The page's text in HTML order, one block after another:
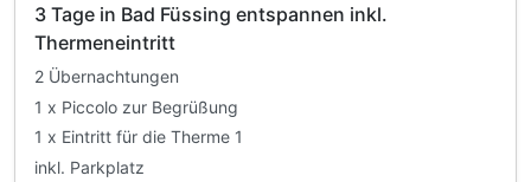
inkl. Nutzung hauseigene Sauna od. Infrarotkabine
inkl. 1 Tag Leihfahrräder & Nordic-Walking-Stöcke
inkl. Parkplatz
inkl. W-LAN
3 Tage in Bad Füssing entspannen inkl.
Thermeneintritt
2 Übernachtungen
1 x Piccolo zur Begrüßung
1 x Eintritt für die Therme 1
inkl. Parkplatz